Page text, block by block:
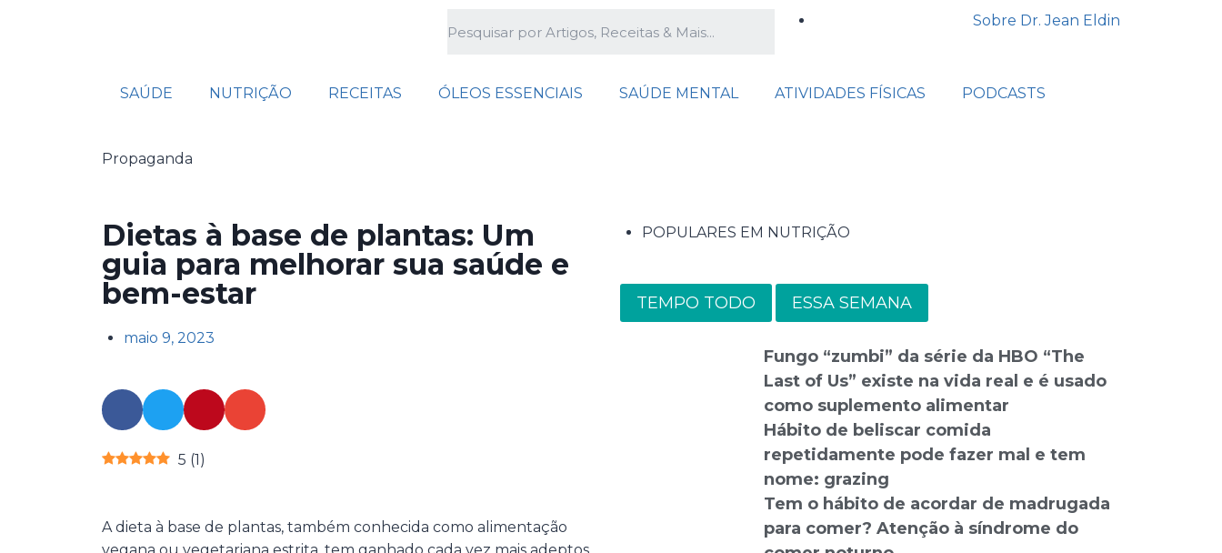
Sobre Dr. Jean Eldin
SAÚDE NUTRIÇÃO RECEITAS ÓLEOS ESSENCIAIS SAÚDE MENTAL ATIVIDADES FÍSICAS PODCASTS
Propaganda
Dietas à base de plantas: Um
guia para melhorar sua saúde e
bem-estar
maio 9, 2023
5 (1)
A dieta à base de plantas, também conhecida como alimentação
POPULARES EM NUTRIÇÃO
TEMPO TODO ESSA SEMANA
Fungo “zumbi” da série da HBO “The
Last of Us” existe na vida real e é usado
como suplemento alimentar
Hábito de beliscar comida
repetidamente pode fazer mal e tem
nome: grazing
Tem o hábito de acordar de madrugada
para comer? Atenção à síndrome do